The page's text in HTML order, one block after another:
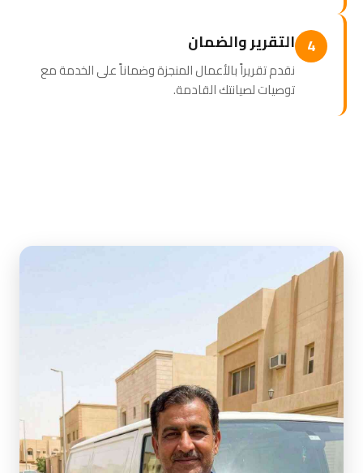
4 التقرير والضمان
نقدم تقريراً بالأعمال المنجزة وضماناً على الخدمة مع
توصيات لصيانتك القادمة.